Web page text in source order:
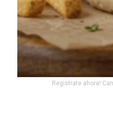
Registrate ahora!